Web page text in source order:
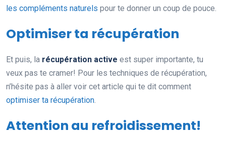
les compléments naturels pour te donner un coup de pouce.
Optimiser ta récupération
Et puis, la récupération active est super importante, tu
veux pas te cramer! Pour les techniques de récupération,
n’hésite pas à aller voir cet article qui te dit comment
optimiser ta récupération
Attention au refroidissement!